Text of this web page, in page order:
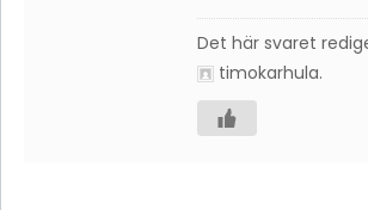
Det här svaret
timokarhula.